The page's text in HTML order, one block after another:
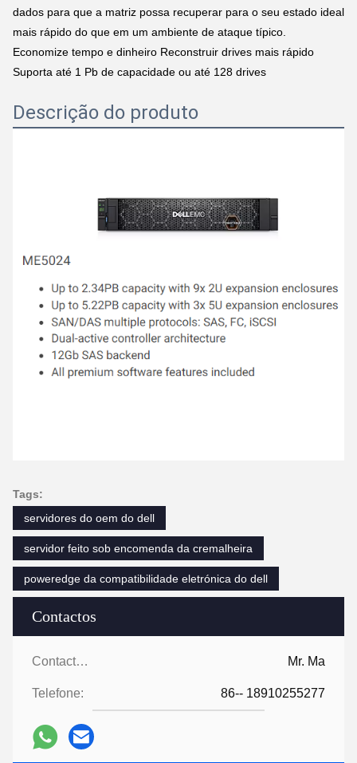
Contactos
Contactos: Mr. Ma
Telefone: 86-- 18910255277
dados para que a matriz possa recuperar para o seu estado ideal
mais rápido do que em um ambiente de ataque típico.
Economize tempo e dinheiro Reconstruir drives mais rápido
Suporta até 1 Pb de capacidade ou até 128 drives
Descrição do produto
Tags:
servidores do oem do dell
servidor feito sob encomenda da cremalheira
poweredge da compatibilidade eletrónica do dell